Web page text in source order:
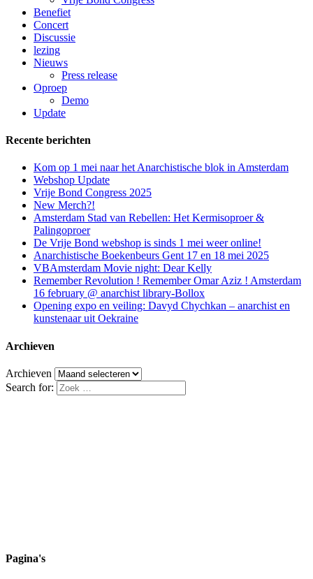
Benefiet
Concert
Discussie
lezing
Nieuws
Press release
Oproep
Demo
Update
Recente berichten
Kom op 1 mei naar het Anarchistische blok in Amsterdam
Webshop Update
Vrije Bond Congress 2025
New Merch?!
Amsterdam Stad van Rebellen: Het Kermisoproer &
Palingoproer
De Vrije Bond webshop is sinds 1 mei weer online!
Anarchistische Boekenbeurs Gent 17 en 18 mei 2025
VBAmsterdam Movie night: Dear Kelly
Remember Revolution ! Remember Omar Aziz ! Amsterdam
16 february @ anarchist library-Bollox
Opening expo en veiling: Davyd Chychkan – anarchist en
kunstenaar uit Oekraine
Archieven
Archieven
Search for:
Pagina's